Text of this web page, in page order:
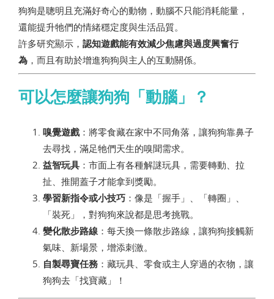
狗狗是聰明且充滿好奇心的動物，動腦不只能消耗能量，
還能提升牠們的情緒穩定度與生活品質。
許多研究顯示， 認知遊戲能有效減少焦慮與過度興奮行
為 ，而且有助於增進狗狗與主人的互動關係。
可以怎麼讓狗狗「動腦」？
嗅覺遊戲：將零食藏在家中不同角落，讓狗狗靠鼻子
去尋找，滿足牠們天生的嗅聞需求。
益智玩具 ：市面上有各種解謎玩具，需要轉動、拉
扯、推開蓋子才能拿到獎勵。
學習新指令或小技巧 ：像是「握手」、「轉圈」、
「裝死」，對狗狗來說都是思考挑戰。
變化散步路線 ：每天換一條散步路線，讓狗狗接觸新
氣味、新場景，增添刺激。
自製尋寶任務 ：藏玩具、零食或主人穿過的衣物，讓
狗狗去「找寶藏」！